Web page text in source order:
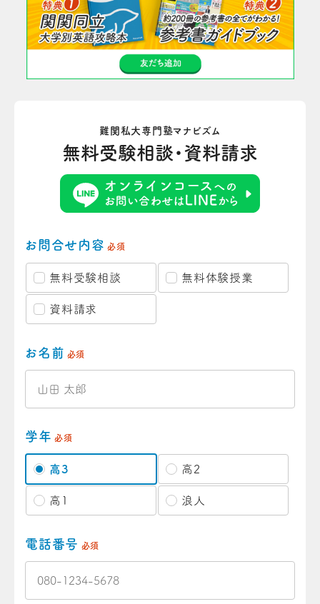
難関私大専門塾マナビズム
無料受験相談・資料請求
お問合せ内容 必須
無料受験相談 無料体験授業
資料請求
お名前 必須
学年 必須
高3 高2
高1 浪人
電話番号 必須